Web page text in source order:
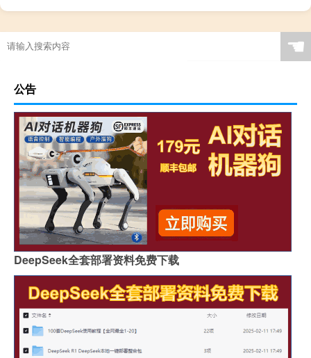
最终幻想圣城
梦见滑雪坡什么意思
升降篮球架价格多少钱
北京残奥会第几届残奥会 ☚
公告
DeepSeek全套部署资料免费下载